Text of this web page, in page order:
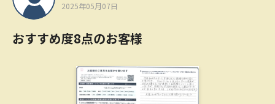
2025年05月07日
おすすめ度8点のお客様